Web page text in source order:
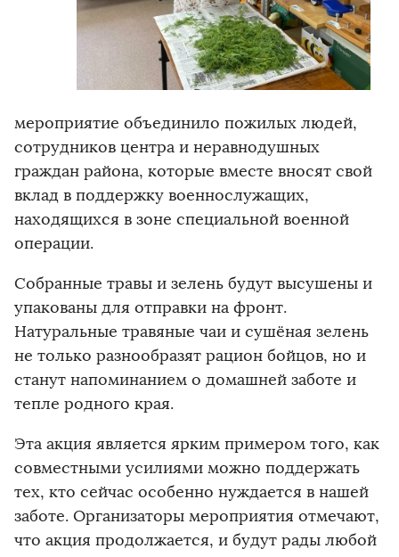
мероприятие объединило пожилых людей,
сотрудников центра и неравнодушных
граждан района, которые вместе вносят свой
вклад в поддержку военнослужащих,
находящихся в зоне специальной военной
операции.
Собранные травы и зелень будут высушены и
упакованы для отправки на фронт.
Натуральные травяные чаи и сушёная зелень
не только разнообразят рацион бойцов, но и
станут напоминанием о домашней заботе и
тепле родного края.
Эта акция является ярким примером того, как
совместными усилиями можно поддержать
тех, кто сейчас особенно нуждается в нашей
заботе. Организаторы мероприятия отмечают,
что акция продолжается, и будут рады любой